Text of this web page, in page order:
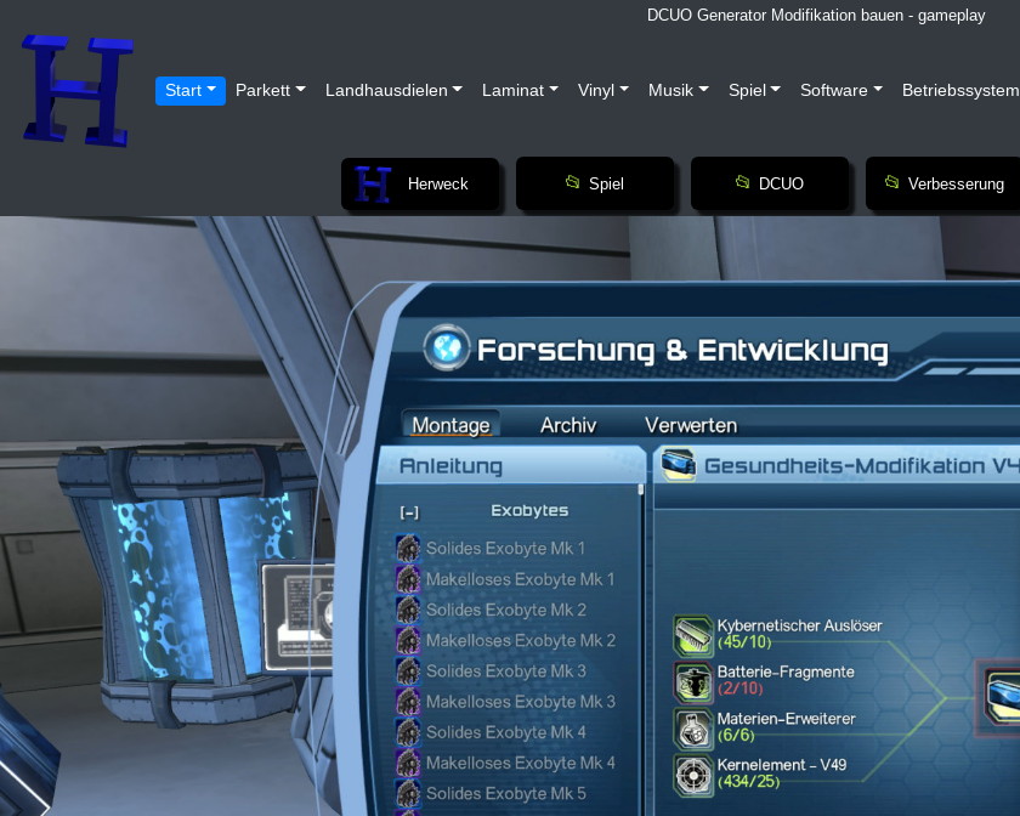
DCUO Generator Modifikation bauen - gameplay
Start Parkett Landhausdielen Laminat Vinyl Musik Spiel Software Betriebssystem
Herweck Spiel DCUO Verbesserung